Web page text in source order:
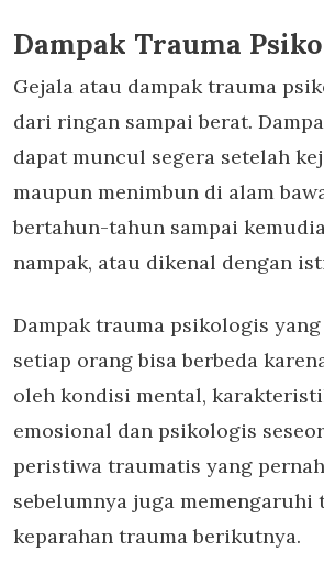
Dampak Trauma
Gejala atau dampak trauma
dari ringan sampai berat.
dapat muncul segera setelah
maupun menimbun di alam
bertahun-tahun sampai
nampak, atau dikenal dengan
Dampak trauma psikologis
setiap orang bisa berbeda
oleh kondisi mental,
emosional dan psikologis
peristiwa traumatis yang
sebelumnya juga memengaruhi
keparahan trauma berikutnya.